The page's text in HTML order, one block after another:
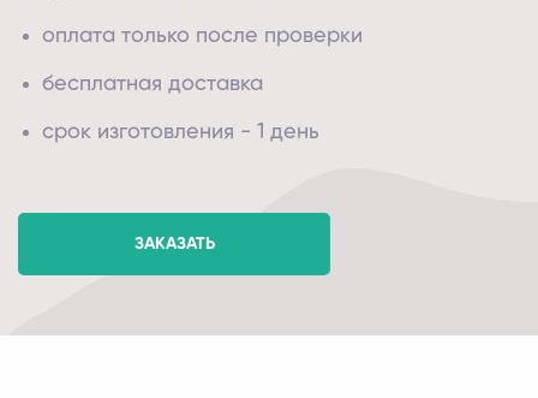
оплата только после проверки
бесплатная доставка
срок изготовления - 1 день
ЗАКАЗАТЬ